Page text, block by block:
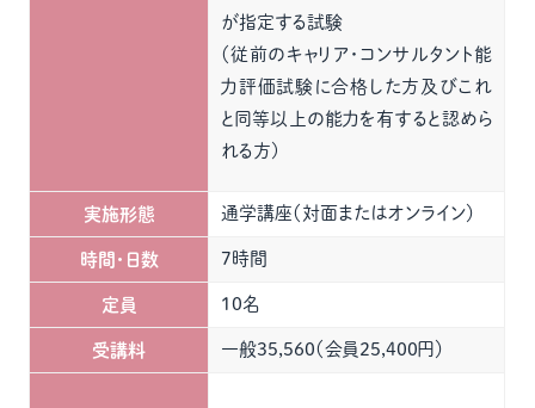
が指定する試験
（従前のキャリア・コンサルタント能
力評価試験に合格した方及びこれ
と同等以上の能力を有すると認めら
れる方)
実施形態 通学講座（対面またはオンライン）
時間・日数 7時間
定員 10名
受講料 一般35,560（会員25,400円）